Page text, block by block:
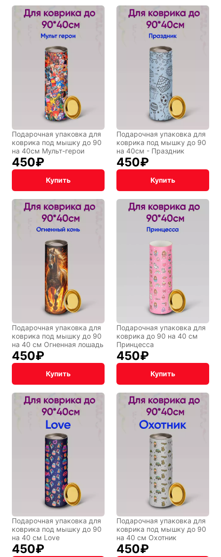
Подарочная упаковка для
коврика под мышку до 90
на 40см Мульт-герои
450₽
Купить
Подарочная упаковка для
коврика под мышку до 90
на 40см - Праздник
450₽
Купить
Подарочная упаковка для
коврика под мышку до 90
на 40 см Огненная лошадь
450₽
Купить
Подарочная упаковка для
коврика до 90 на 40 см
Принцесса
450₽
Купить
Подарочная упаковка для
коврика под мышку до 90
на 40 см Love
450₽
Подарочная упаковка для
коврика под мышку до 90
на 40 см Охотник
450₽
Символы
года
Hot Wheels
Горячие
клавиши
Профессии
Мария
Карташева
Восточный
Кудряшка
INariArt Разное
CHERVONNYI
Транспорт Абстракция
Фентези Космос
Текущий:Колумбус